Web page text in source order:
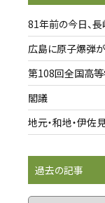
81年前の今日、
広島に原子爆弾
第108回全国高
閣議
地元・和地・伊
過去の記事